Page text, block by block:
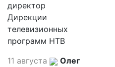
директор
Дирекции
телевизионных
программ НТВ
11 августа
Олег